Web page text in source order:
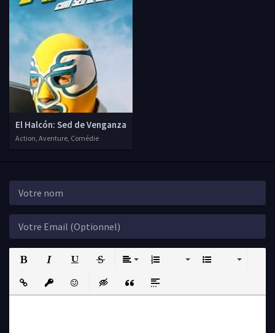
El Halcón: Sed de Venganza
Action, Aventure, Comédie
Strikethrough
Insert LinkInsert protected link
EmoticonsInsert hidden text
Insert QuoteInsert spoiler